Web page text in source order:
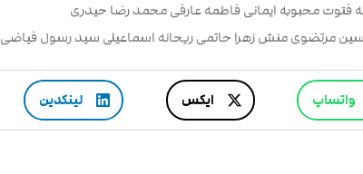
محبوبه ایمانی فاطمه عارفی محمد رضا حیدری
مرتضوی منش زهرا حاتمی ریحانه اسماعیلی سید رسول فیاضی
واتساپ ایکس لینکدین